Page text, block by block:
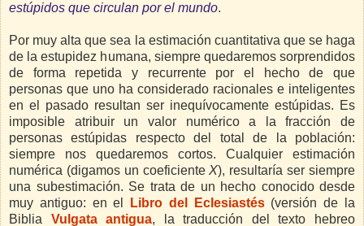
estúpidos que circulan por el mundo.
Por muy alta que sea la estimación cuantitativa que se haga
de la estupidez humana, siempre quedaremos sorprendidos
de forma repetida y recurrente por el hecho de que
personas que uno ha considerado racionales e inteligentes
en el pasado resultan ser inequívocamente estúpidas. Es
imposible atribuir un valor numérico a la fracción de
personas estúpidas respecto del total de la población:
siempre nos quedaremos cortos. Cualquier estimación
numérica (digamos un coeficienteX), resultaría ser siempre
una subestimación. Se trata de un hecho conocido desde
muy antiguo: en el
Libro del Eclesiastés(versión de la
Biblia Vulgata antigua, la traducción del texto hebreo